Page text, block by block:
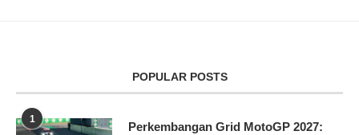
POPULAR POSTS
1
Perkembangan Grid MotoGP 2027: